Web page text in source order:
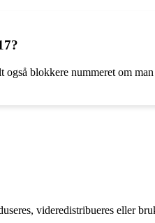
blokkere nummeret om
videredistribueres eller